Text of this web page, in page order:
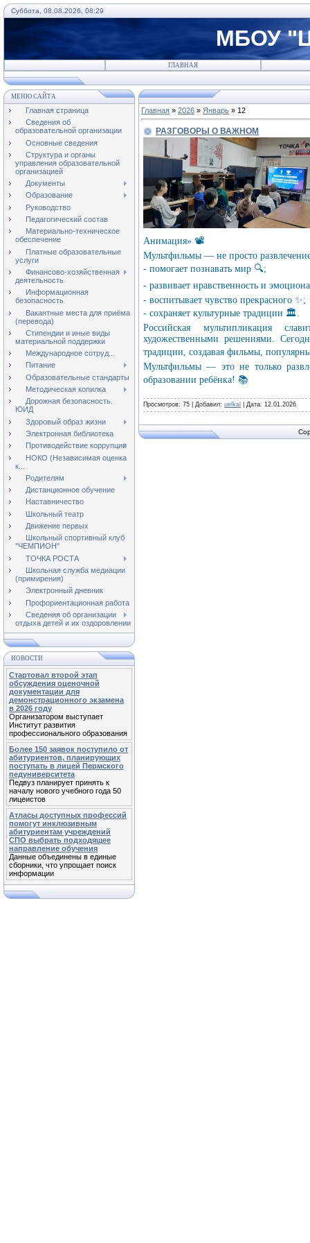
Суббота, 08.08.2026, 08:29
МБОУ
ГЛАВНАЯ
МЕНЮ САЙТА
Главная страница
Сведения об
образовательной организации
Основные сведения
Структура и органы
управления образовательной
организацией
Документы
Образование
Руководство
Педагогический состав
Материально-техническое
обеспечение
Платные образовательные
услуги
Финансово-хозяйственная
деятельность
Информационная
безопасность
Вакантные места для приёма
(перевода)
Стипендии и иные виды
материальной поддержки
Международное сотруд...
Питание
Образовательные стандарты
Методическая копилка
Дорожная безопасность.
ЮИД
Здоровый образ жизни
Электронная библиотека
Противодействие коррупции
НОКО (Независимая оценка
к...
Родителям
Дистанционное обучение
Наставничество
Школьный театр
Движение первых
Школьный спортивный клуб
"ЧЕМПИОН"
ТОЧКА РОСТА
Школьная служба медиации
(примирения)
Электронный дневник
Профориентационная работа
Сведения об организации
отдыха детей и их оздоровлении
НОВОСТИ
Стартовал второй этап
обсуждения оценочной
документации для
демонстрационного экзамена
в 2026 году
Организатором выступает
Институт развития
профессионального образования
Более 150 заявок поступило от
абитуриентов, планирующих
поступать в лицей Пермского
педуниверситета
Педвуз планирует принять к
началу нового учебного года 50
лицеистов
Атласы доступных профессий
помогут инклюзивным
абитуриентам учреждений
СПО выбрать подходящее
направление обучения
Данные объединены в единые
сборники, что упрощает поиск
информации
Главная » 2026 » Январь » 12
РАЗГОВОРЫ О ВАЖНОМ
Анимация» 📽️
Мультфильмы — не просто
- помогает познавать мир 🔍;
- развивает нравственность и
- воспитывает чувство прекрасного ✨;
- сохраняет культурные традиции 🏛️.
Российская мультипликация
художественными решениями.
традиции, создавая фильмы,
Мультфильмы — это не только
образовании ребёнка! 📚
Просмотров: 75 | Добавил: uelkal | Дата: 12.01.2026